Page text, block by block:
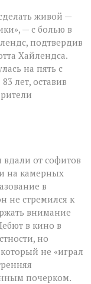
умел
делать
второстепенное
незабываемым»:
ушёл
Скотт
Хайлендс
живой —
— с болью в
подтвердив
Хайлендса.
на пять с
лет, оставив
вдали от софитов
на камерных
в
не стремился к
внимание
в кино в
но
не «играл
почерком.